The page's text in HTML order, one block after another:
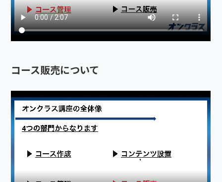
コース販売について